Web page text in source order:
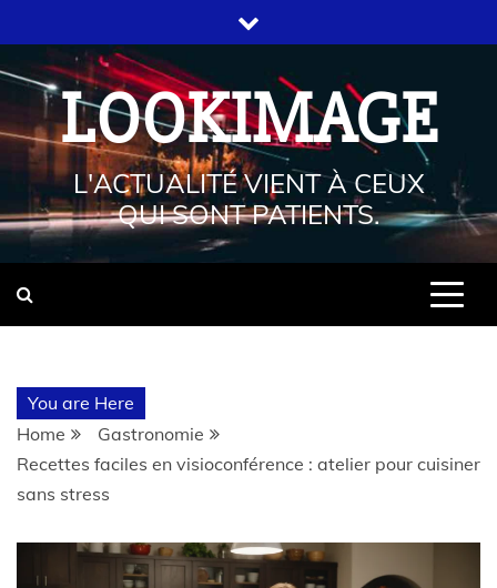
LOOKIMAGE
L'ACTUALITÉ VIENT À CEUX
QUI SONT PATIENTS.
You are Here
Home
Gastronomie
Recettes faciles en visioconférence : atelier pour cuisiner
sans stress